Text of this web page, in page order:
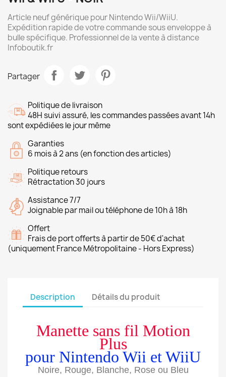
Article neuf générique pour Nintendo Wii/WiiU.
Expédition rapide de votre commande sous enveloppe à
bulle spécifique. Professionnel de la vente à distance
Infoboutik.fr
Partager
Politique de livraison
48H suivi assuré, les commandes passées avant 14h
sont expédiées le jour même
Garanties
6 mois à 2 ans (en fonction des articles)
Politique retours
Rétractation 30 jours
Assistance 7/7
Joignable par mail ou téléphone de 10h à 18h
Offert
Frais de port offerts à partir de 50€ d'achat
(uniquement France Métropolitaine - Hors Express)
Description Détails du produit
Manette sans fil Motion
Plus
pour Nintendo Wii et WiiU
Noire, Rouge, Blanche, Rose ou Bleu